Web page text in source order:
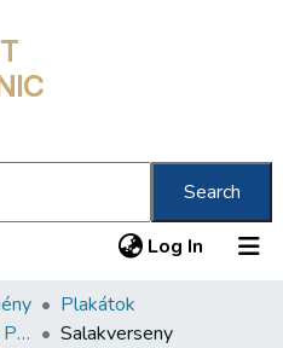
Search
Log In (current)
Plakátok
A Budapest Gyűjtemény Plakáttárának plakátjai
Salakverseny